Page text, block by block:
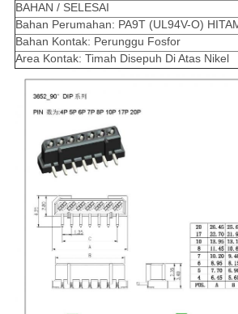
BAHAN / SELESAI
Bahan Perumahan: PA9T (UL94V-O)
Bahan Kontak: Perunggu Fosfor
Area Kontak: Timah Disepuh Di Atas Nikel